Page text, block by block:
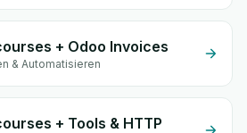
+ Odoo Invoices
& Automatisieren
+ Tools & HTTP